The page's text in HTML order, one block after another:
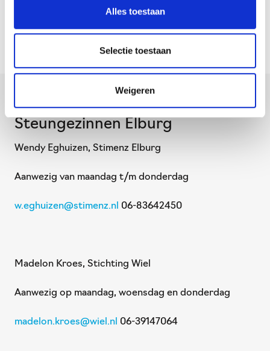
Alles toestaan
Selectie toestaan
Weigeren
via mail te bereiken. Bij geen gehoor, zal één van de
coördinatoren je terugbellen.
Coördinatoren van
Steungezinnen Elburg
Wendy Eghuizen, Stimenz Elburg
Aanwezig van maandag t/m donderdag
w.eghuizen@stimenz.nl 06-83642450
Madelon Kroes, Stichting Wiel
Aanwezig op maandag, woensdag en donderdag
madelon.kroes@wiel.nl 06-39147064